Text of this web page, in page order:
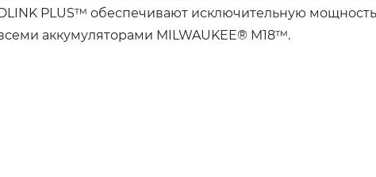
PLUS™ обеспечивают исключительную
аккумуляторами MILWAUKEE® M18™.